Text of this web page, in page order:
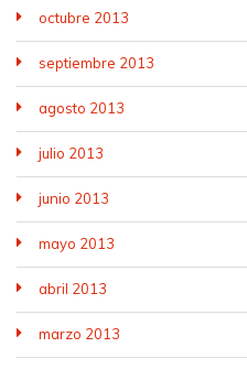
octubre 2013
septiembre 2013
agosto 2013
julio 2013
junio 2013
mayo 2013
abril 2013
marzo 2013